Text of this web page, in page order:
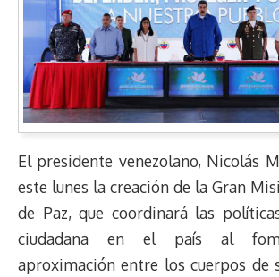
El presidente venezolano, Nicolás
este lunes la creación de la Gran
de Paz, que coordinará las
ciudadana en el país al
aproximación entre los cuerpos de